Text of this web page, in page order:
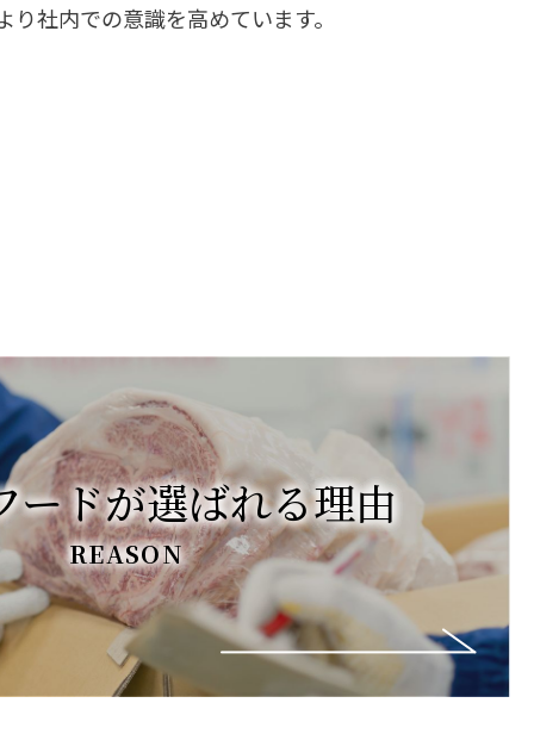
社内での意識を高めています。
ードが選ばれる理由
REASON